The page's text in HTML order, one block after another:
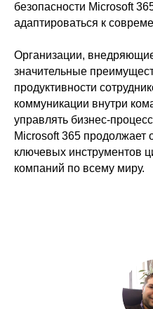
безопасности Microsoft
адаптироваться к
Организации,
значительные
продуктивности
коммуникации внутри
управлять бизнес-
Microsoft 365 продолжает
ключевых инструментов
компаний по всему миру.